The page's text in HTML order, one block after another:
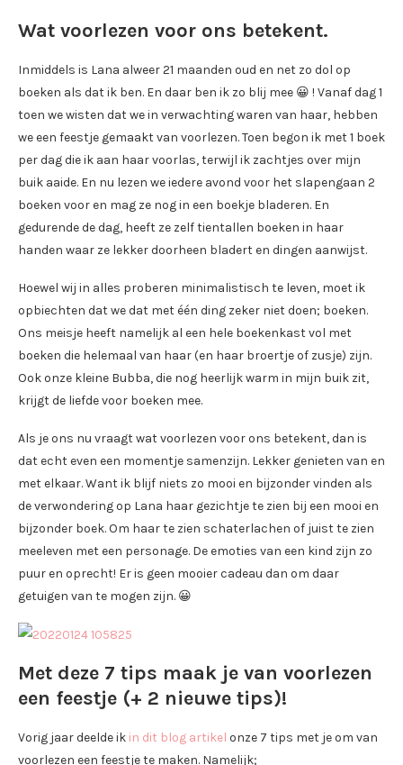
Wat voorlezen voor ons betekent.
Inmiddels is Lana alweer 21 maanden oud en net zo dol op
boeken als dat ik ben. En daar ben ik zo blij mee 😀 ! Vanaf dag 1
toen we wisten dat we in verwachting waren van haar, hebben
we een feestje gemaakt van voorlezen. Toen begon ik met 1 boek
per dag die ik aan haar voorlas, terwijl ik zachtjes over mijn
buik aaide. En nu lezen we iedere avond voor het slapengaan 2
boeken voor en mag ze nog in een boekje bladeren. En
gedurende de dag, heeft ze zelf tientallen boeken in haar
handen waar ze lekker doorheen bladert en dingen aanwijst.
Hoewel wij in alles proberen minimalistisch te leven, moet ik
opbiechten dat we dat met één ding zeker niet doen; boeken.
Ons meisje heeft namelijk al een hele boekenkast vol met
boeken die helemaal van haar (en haar broertje of zusje) zijn.
Ook onze kleine Bubba, die nog heerlijk warm in mijn buik zit,
krijgt de liefde voor boeken mee.
Als je ons nu vraagt wat voorlezen voor ons betekent, dan is
dat echt even een momentje samenzijn. Lekker genieten van en
met elkaar. Want ik blijf niets zo mooi en bijzonder vinden als
de verwondering op Lana haar gezichtje te zien bij een mooi en
bijzonder boek. Om haar te zien schaterlachen of juist te zien
meeleven met een personage. De emoties van een kind zijn zo
puur en oprecht! Er is geen mooier cadeau dan om daar
getuigen van te mogen zijn. 😀
Met deze 7 tips maak je van voorlezen
een feestje (+ 2 nieuwe tips)!
Vorig jaar deelde ik in dit blog artikel onze 7 tips met je om van
voorlezen een feestje te maken. Namelijk;